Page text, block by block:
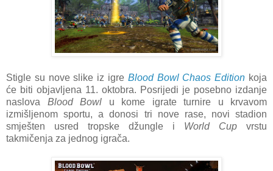
Stigle su nove slike iz igre Blood Bowl Chaos Edition koja
će biti objavljena 11. oktobra. Posrijedi je posebno izdanje
naslova Blood Bowl u kome igrate turnire u krvavom
izmišljenom sportu, a donosi tri nove rase, novi stadion
smješten usred tropske džungle i World Cup vrstu
takmičenja za jednog igrača.